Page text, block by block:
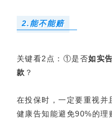
2.能不能赔
关键看2点：①是否如实
款 ？
在投保时，一定要重视并
健康告知能避免90%的理